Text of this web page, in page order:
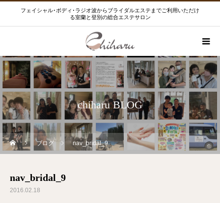
フェイシャル･ボディ･ラジオ波からブライダルエステまでご利用いただけ
る室蘭と登別の総合エステサロン
chiharu BLOG
ブログ nav_bridal_9
nav_bridal_9
2016.02.18